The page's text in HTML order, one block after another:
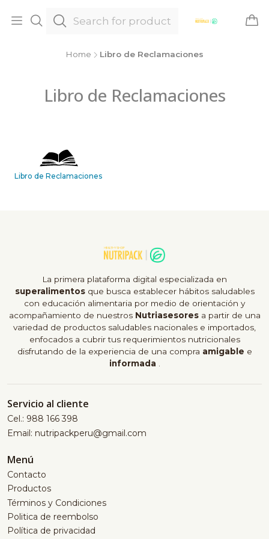
Home Libro de Reclamaciones
Libro de Reclamaciones
Libro de Reclamaciones
La primera plataforma digital especializada en
superalimentosque busca establecer hábitos saludables
con educación alimentaria por medio de orientación y
acompañamiento de nuestros Nutriasesores a partir de una
variedad de productos saludables nacionales e importados,
enfocados a cubrir tus requerimientos nutricionales
disfrutando de la experiencia de una compra amigable e
informada
Servicio al cliente
Cel.: 988 166 398
Email: nutripackperu@gmail.com
Menú
Contacto
Productos
Términos y Condiciones
Politica de reembolso
Política de privacidad